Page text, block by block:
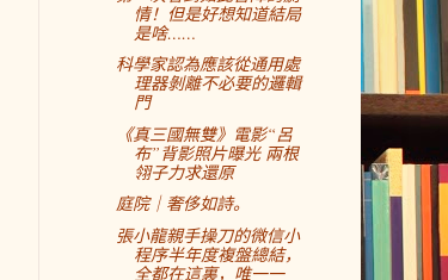
情！但是好想知道結局
是啥……
科學家認為應該從通用處
理器剝離不必要的邏輯
門
《真三國無雙》電影“呂
布”背影照片曝光 兩根
翎子力求還原
庭院｜奢侈如詩。
張小龍親手操刀的微信小
程序半年度複盤總結，
全都在這裏，唯一一